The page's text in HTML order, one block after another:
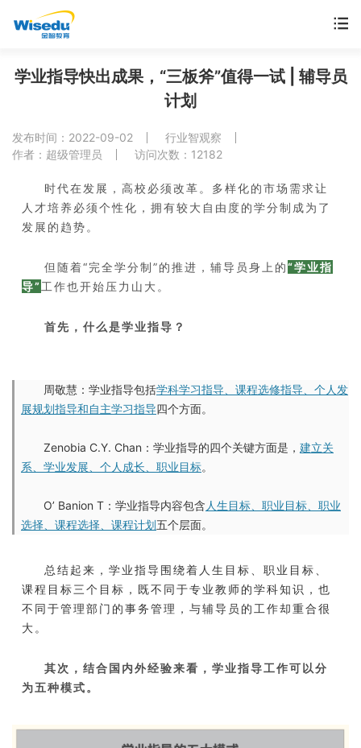
首页
产品服务
解决方案
案例中心
支持与服务
关于金智
金智教育研究院
学业指导快出成果，“三板斧”值得一试 | 辅导员
计划
发布时间：2022-09-02
行业智观察
作者：超级管理员
访问次数：12182
时代在发展，高校必须改革。多样化的市场需求让
人才培养必须个性化，拥有较大自由度的学分制成为了
发展的趋势。
但随着“完全学分制”的推进，辅导员身上的“学业指
导” 工作也开始压力山大。
首先，什么是学业指导？
周敬慧：学业指导包括学科学习指导、课程选修指导、个人发
展规划指导和自主学习指导四个方面。
Zenobia C.Y. Chan：学业指导的四个关键方面是， 建立关
系、学业发展、个人成长、职业目标。
O’ Banion T：学业指导内容包含 人生目标、职业目标、职业
选择、课程选择、课程计划五个层面。
总结起来，学业指导围绕着人生目标、职业目标、
课程目标三个目标，既不同于专业教师的学科知识，也
不同于管理部门的事务管理，与辅导员的工作却重合很
大。
其次，结合国内外经验来看，学业指导工作可以分
为五种模式。